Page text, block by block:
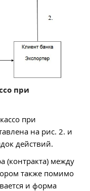
при
при
на рис. 2. и
действий.
(контракта) между
также помимо
и форма